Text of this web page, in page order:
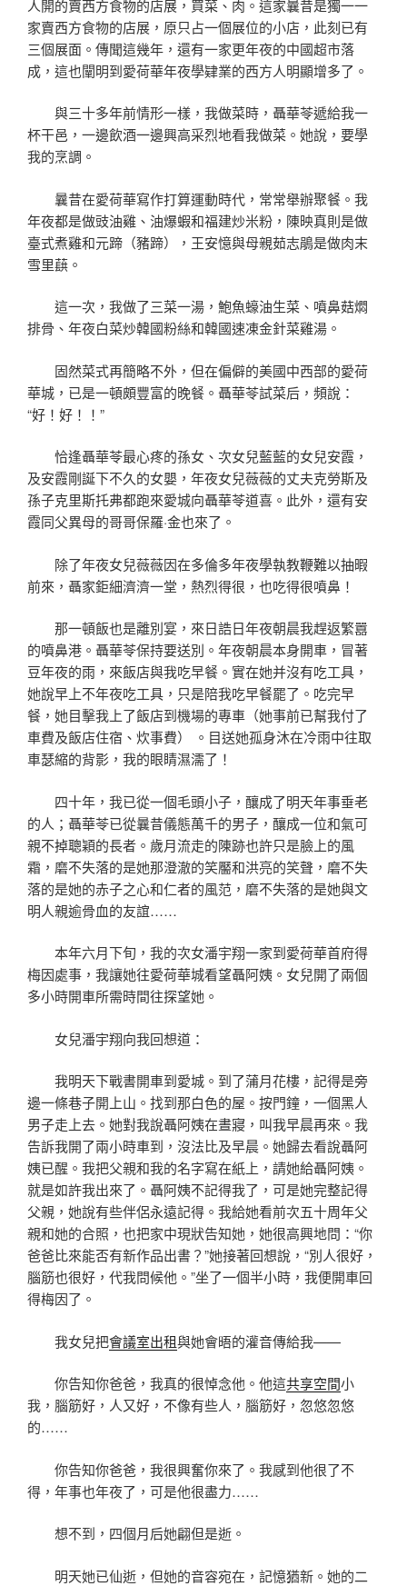
人開的賣西方食物的店展，買菜、肉。這家曩昔是獨一一
家賣西方食物的店展，原只占一個展位的小店，此刻已有
三個展面。傳聞這幾年，還有一家更年夜的中國超市落
成，這也闡明到愛荷華年夜學肄業的西方人明顯增多了。
與三十多年前情形一樣，我做菜時，聶華苓遞給我一
杯干邑，一邊飲酒一邊興高采烈地看我做菜。她說，要學
我的烹調。
曩昔在愛荷華寫作打算運動時代，常常舉辦聚餐。我
年夜都是做豉油雞、油爆蝦和福建炒米粉，陳映真則是做
臺式煮雞和元蹄（豬蹄），王安憶與母親茹志鵑是做肉末
雪里蕻。
這一次，我做了三菜一湯，鮑魚蠔油生菜、噴鼻菇燜
排骨、年夜白菜炒韓國粉絲和韓國速凍金針菜雞湯。
固然菜式再簡略不外，但在偏僻的美國中西部的愛荷
華城，已是一頓頗豐富的晚餐。聶華苓試菜后，頻說：
“好！好！！”
恰逢聶華苓最心疼的孫女、次女兒藍藍的女兒安霞，
及安霞剛誕下不久的女嬰，年夜女兒薇薇的丈夫克勞斯及
孫子克里斯托弗都跑來愛城向聶華苓道喜。此外，還有安
霞同父異母的哥哥保羅·金也來了。
除了年夜女兒薇薇因在多倫多年夜學執教鞭難以抽暇
前來，聶家鉅細濟濟一堂，熱烈得很，也吃得很噴鼻！
那一頓飯也是離別宴，來日誥日年夜朝晨我趕返繁囂
的噴鼻港。聶華苓保持要送別。年夜朝晨本身開車，冒著
豆年夜的雨，來飯店與我吃早餐。實在她并沒有吃工具，
她說早上不年夜吃工具，只是陪我吃早餐罷了。吃完早
餐，她目擊我上了飯店到機場的專車（她事前已幫我付了
車費及飯店住宿、炊事費） 。目送她孤身沐在冷雨中往取
車瑟縮的背影，我的眼睛濕濡了！
四十年，我已從一個毛頭小子，釀成了明天年事垂老
的人；聶華苓已從曩昔儀態萬千的男子，釀成一位和氣可
親不掉聰穎的長者。歲月流走的陳跡也許只是臉上的風
霜，磨不失落的是她那澄澈的笑靨和洪亮的笑聲，磨不失
落的是她的赤子之心和仁者的風范，磨不失落的是她與文
明人親逾骨血的友誼……
本年六月下旬，我的次女潘宇翔一家到愛荷華首府得
梅因處事，我讓她往愛荷華城看望聶阿姨。女兒開了兩個
多小時開車所需時間往探望她。
女兒潘宇翔向我回想道：
我明天下戰書開車到愛城。到了蒲月花樓，記得是旁
邊一條巷子開上山。找到那白色的屋。按門鐘，一個黑人
男子走上去。她對我說聶阿姨在晝寢，叫我早晨再來。我
告訴我開了兩小時車到，沒法比及早晨。她歸去看說聶阿
姨已醒。我把父親和我的名字寫在紙上，請她給聶阿姨。
就是如許我出來了。聶阿姨不記得我了，可是她完整記得
父親，她說有些伴侶永遠記得。我給她看前次五十周年父
親和她的合照，也把家中現狀告知她，她很高興地問：“你
爸爸比來能否有新作品出書？”她接著回想說，“別人很好，
腦筋也很好，代我問候他。”坐了一個半小時，我便開車回
得梅因了。
我女兒把會議室出租與她會晤的灌音傳給我——
你告知你爸爸，我真的很悼念他。他這共享空間小
我，腦筋好，人又好，不像有些人，腦筋好，忽悠忽悠
的……
你告知你爸爸，我很興奮你來了。我感到他很了不
得，年事也年夜了，可是他很盡力……
想不到，四個月后她翩但是逝。
明天她已仙逝，但她的音容宛在，記憶猶新。她的二